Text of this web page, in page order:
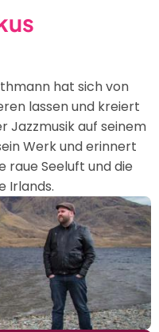
hat sich von
lassen und kreiert
Jazzmusik auf seinem
Werk und erinnert
raue Seeluft und die
Irlands.